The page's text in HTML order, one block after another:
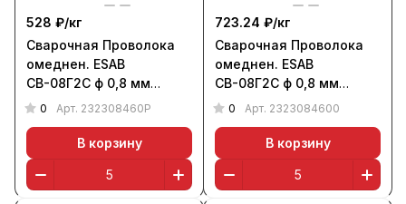
528 ₽/кг
Сварочная Проволока
омеднен. ESAB
СВ-08Г2С ф 0,8 мм
(кассета 5 кг, RU)
0 Арт. 232308460P
В корзину
723.24 ₽/кг
Сварочная Проволока
омеднен. ESAB
СВ-08Г2С ф 0,8 мм
(кассета 5 кг)
0 Арт. 2323084600
В корзину